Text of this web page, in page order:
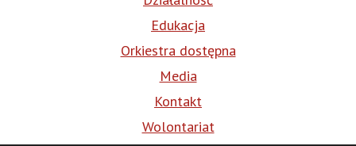
Edukacja
Orkiestra dostępna
Media
Kontakt
Wolontariat